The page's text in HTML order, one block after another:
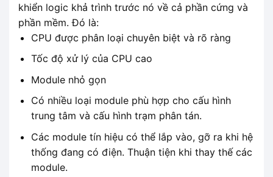
khiển logic khả trình trước nó về cả phần cứng và
phần mềm. Đó là:
CPU được phân loại chuyên biệt và rõ ràng
Tốc độ xử lý của CPU cao
Module nhỏ gọn
Có nhiều loại module phù hợp cho cấu hình
trung tâm và cấu hình trạm phân tán.
Các module tín hiệu có thể lắp vào, gỡ ra khi hệ
thống đang có điện. Thuận tiện khi thay thế các
module.